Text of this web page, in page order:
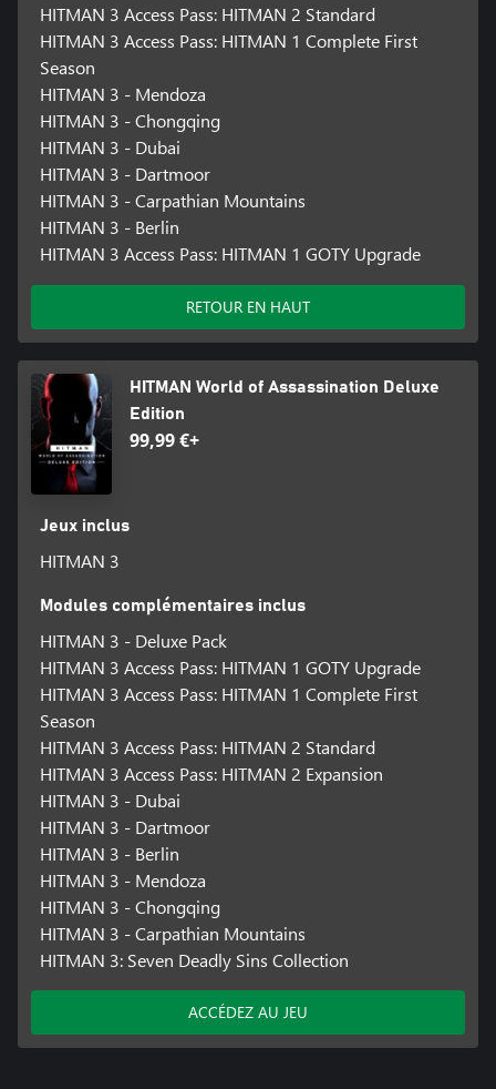
HITMAN 3 Access Pass: HITMAN 2 Standard
HITMAN 3 Access Pass: HITMAN 1 Complete First
Season
HITMAN 3 - Mendoza
HITMAN 3 - Chongqing
HITMAN 3 - Dubai
HITMAN 3 - Dartmoor
HITMAN 3 - Carpathian Mountains
HITMAN 3 - Berlin
HITMAN 3 Access Pass: HITMAN 1 GOTY Upgrade
RETOUR EN HAUT
HITMAN World of Assassination Deluxe
Edition
99,99 €+
Jeux inclus
HITMAN 3
Modules complémentaires inclus
HITMAN 3 - Deluxe Pack
HITMAN 3 Access Pass: HITMAN 1 GOTY Upgrade
HITMAN 3 Access Pass: HITMAN 1 Complete First
Season
HITMAN 3 Access Pass: HITMAN 2 Standard
HITMAN 3 Access Pass: HITMAN 2 Expansion
HITMAN 3 - Dubai
HITMAN 3 - Dartmoor
HITMAN 3 - Berlin
HITMAN 3 - Mendoza
HITMAN 3 - Chongqing
HITMAN 3 - Carpathian Mountains
HITMAN 3: Seven Deadly Sins Collection
ACCÉDEZ AU JEU